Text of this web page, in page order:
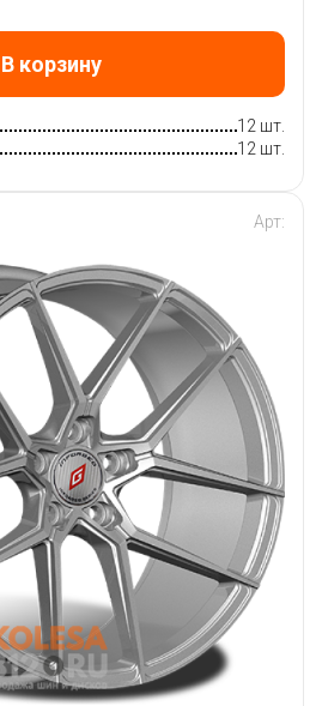
В корзину
12 шт.
12 шт.
Арт: